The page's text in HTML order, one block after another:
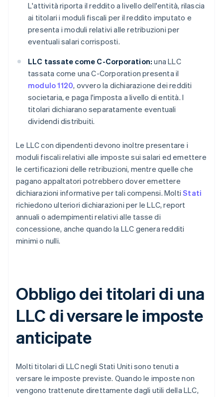
L'attività riporta il reddito a livello dell'entità, rilascia
ai titolari i moduli fiscali per il reddito imputato e
presenta i moduli relativi alle retribuzioni per
eventuali salari corrisposti.
LLC tassate come C-Corporation: una LLC
tassata come una C-Corporation presenta il
modulo 1120, ovvero la dichiarazione dei redditi
societaria, e paga l'imposta a livello di entità. I
titolari dichiarano separatamente eventuali
dividendi distribuiti.
Le LLC con dipendenti devono inoltre presentare i
moduli fiscali relativi alle imposte sui salari ed emettere
le certificazioni delle retribuzioni, mentre quelle che
pagano appaltatori potrebbero dover emettere
dichiarazioni informative per tali compensi. MoltiStati
richiedono ulteriori dichiarazioni per le LLC, report
annuali o adempimenti relativi alle tasse di
concessione, anche quando la LLC genera redditi
minimi o nulli.
Obbligo dei titolari di una
LLC di versare le imposte
anticipate
Molti titolari di LLC negli Stati Uniti sono tenuti a
versare le imposte previste. Quando le imposte non
vengono trattenute direttamente dagli utili della LLC,